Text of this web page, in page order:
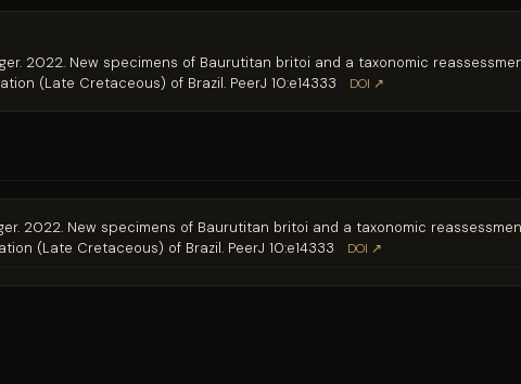
2022. New specimens of Baurutitan britoi and a taxonomic
(Late Cretaceous) of Brazil. PeerJ 10:e14333
DOI ↗
2022. New specimens of Baurutitan britoi and a taxonomic
(Late Cretaceous) of Brazil. PeerJ 10:e14333
DOI ↗